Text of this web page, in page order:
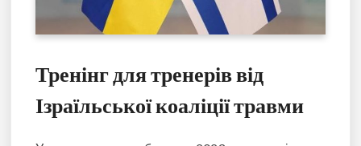
Тренінг для тренерів від
Ізраїльської коаліції травми